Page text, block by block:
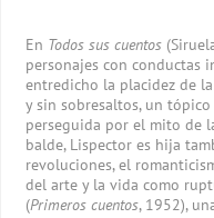
En Todos sus cuentos
personajes con conductas
entredicho la placidez de
y sin sobresaltos, un
perseguida por el mito de
balde, Lispector es hija
revoluciones, el
del arte y la vida como
(Primeros cuentos, 1952),